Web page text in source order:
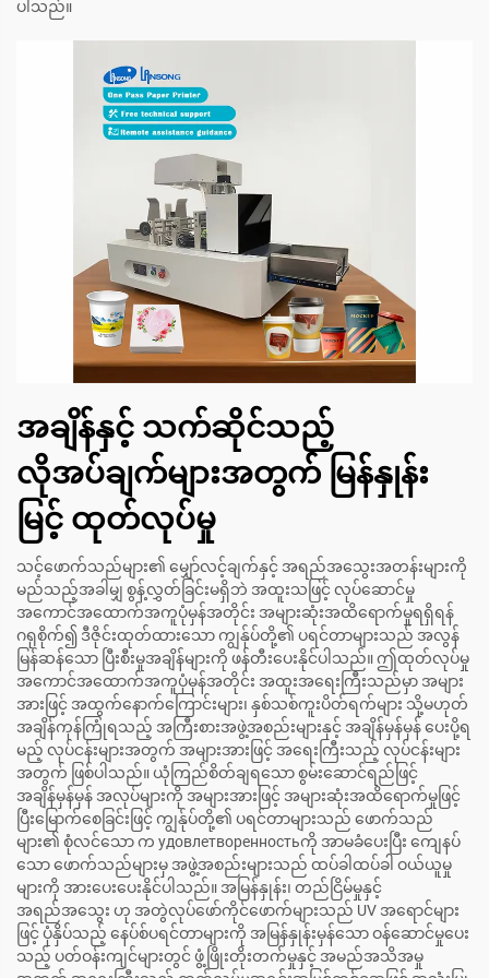
ပါသည်။
အချိန်နှင့် သက်ဆိုင်သည့်
လိုအပ်ချက်များအတွက် မြန်နှုန်း
မြင့် ထုတ်လုပ်မှု
သင့်ဖောက်သည်များ၏ မျှော်လင့်ချက်နှင့် အရည်အသွေးအတန်းများကို
မည်သည့်အခါမျှ စွန့်လွှတ်ခြင်းမရှိဘဲ အထူးသဖြင့် လုပ်ဆောင်မှု
အကောင်အထောက်အကူပုံမှန်အတိုင်း အများဆုံးအထိရောက်မှုရရှိရန်
ဂရုစိုက်၍ ဒီဇိုင်းထုတ်ထားသော ကျွန်ုပ်တို့၏ ပရင်တာများသည် အလွန်
မြန်ဆန်သော ပြီးစီးမှုအချိန်များကို ဖန်တီးပေးနိုင်ပါသည်။ ဤထုတ်လုပ်မှု
အကောင်အထောက်အကူပုံမှန်အတိုင်း အထူးအရေးကြီးသည်မှာ အများ
အားဖြင့် အထွက်နောက်ကြောင်းများ၊ နှစ်သစ်ကူးပိတ်ရက်များ သို့မဟုတ်
အချိန်ကုန်ကြုံရသည့် အကြီးစားအဖွဲ့အစည်းများနှင့် အချိန်မှန်မှန် ပေးပို့ရ
မည့် လုပ်ငန်းများအတွက် အများအားဖြင့် အရေးကြီးသည့် လုပ်ငန်းများ
အတွက် ဖြစ်ပါသည်။ ယုံကြည်စိတ်ချရသော စွမ်းဆောင်ရည်ဖြင့်
အချိန်မှန်မှန် အလုပ်များကို အများအားဖြင့် အများဆုံးအထိရောက်မှုဖြင့်
ပြီးမြောက်စေခြင်းဖြင့် ကျွန်ုပ်တို့၏ ပရင်တာများသည် ဖောက်သည်
များ၏ စုံလင်သော က удовлетворенностьကို အာမခံပေးပြီး ကျေနပ်
သော ဖောက်သည်များမှ အဖွဲ့အစည်းများသည် ထပ်ခါထပ်ခါ ဝယ်ယူမှု
များကို အားပေးပေးနိုင်ပါသည်။ အမြန်နှုန်း၊ တည်ငြိမ်မှုနှင့်
အရည်အသွေး ဟု အတွဲလုပ်ဖော်ကိုင်ဖောက်များသည် UV အရောင်များ
ဖြင့် ပုံနှိပ်သည့် နေပ်စ်ပရင်တာများကို အမြန်နှုန်းမှန်သော ဝန်ဆောင်မှုပေး
သည့် ပတ်ဝန်းကျင်များတွင် ဖွံ့ဖြိုးတိုးတက်မှုနှင့် အမည်အသိအမှု